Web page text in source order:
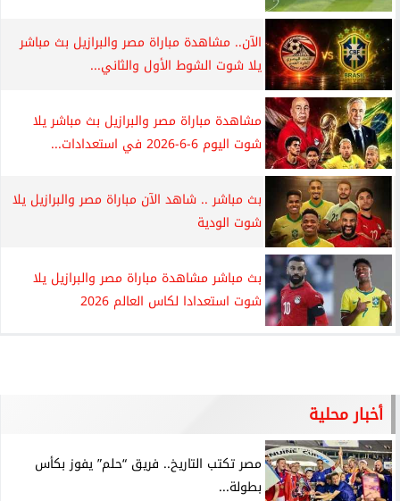
الآن.. مشاهدة مباراة مصر والبرازيل بث مباشر
يلا شوت الشوط الأول والثاني...
مشاهدة مباراة مصر والبرازيل بث مباشر يلا
شوت اليوم 6-6-2026 في استعدادات...
بث مباشر .. شاهد الآن مباراة مصر والبرازيل يلا
شوت الودية
بث مباشر مشاهدة مباراة مصر والبرازيل يلا
شوت استعدادا لكاس العالم 2026
أخبار محلية
مصر تكتب التاريخ.. فريق “حلم” يفوز بكأس
بطولة...